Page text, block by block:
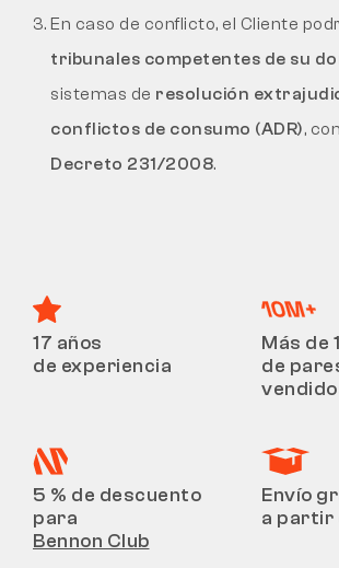
En caso de conflicto, el Cliente
tribunales competentes de su
sistemas de resolución
conflictos de consumo (ADR),
Decreto 231/2008.
17 años
de experiencia
Más de
de
5 % de descuento
para
Bennon Club
Envío
a partir